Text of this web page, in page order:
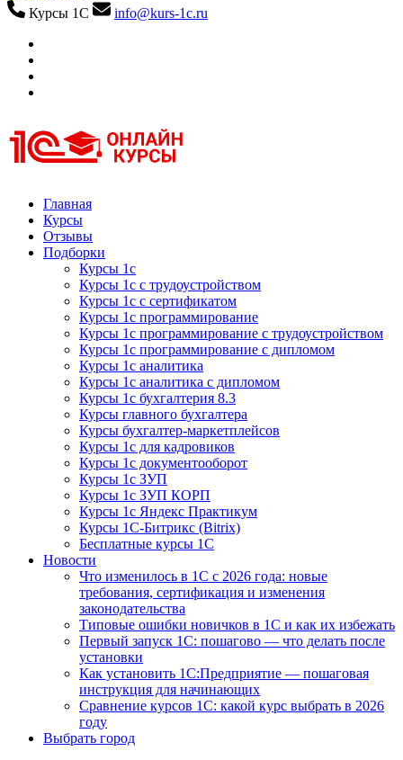
Курсы 1С
info@kurs-1c.ru
Курсы 1С
Курсы 1С официальная сертификация
Главная
Курсы
Отзывы
Подборки
Курсы 1с
Курсы 1с с трудоустройством
Курсы 1с с сертификатом
Курсы 1с программирование
Курсы 1с программирование с трудоустройством
Курсы 1с программирование с дипломом
Курсы 1с аналитика
Курсы 1с аналитика с дипломом
Курсы 1с бухгалтерия 8.3
Курсы главного бухгалтера
Курсы бухгалтер-маркетплейсов
Курсы 1с для кадровиков
Курсы 1с документооборот
Курсы 1с ЗУП
Курсы 1с ЗУП КОРП
Курсы 1с Яндекс Практикум
Курсы 1С-Битрикс (Bitrix)
Бесплатные курсы 1С
Новости
Что изменилось в 1С с 2026 года: новые
требования, сертификация и изменения
законодательства
Типовые ошибки новичков в 1С и как их избежать
Первый запуск 1С: пошагово — что делать после
установки
Как установить 1С:Предприятие — пошаговая
инструкция для начинающих
Сравнение курсов 1С: какой курс выбрать в 2026
году
Выбрать город